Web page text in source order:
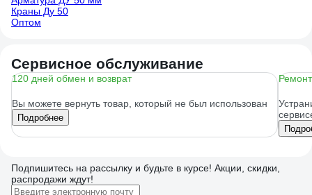
Краны Ду 50
Оптом
Сервисное обслуживание
120 дней обмен и возврат
Вы можете вернуть товар, который не был использован
Подробнее
Подпишитесь на рассылку и будьте в курсе! Акции, скидки,
распродажи ждут!